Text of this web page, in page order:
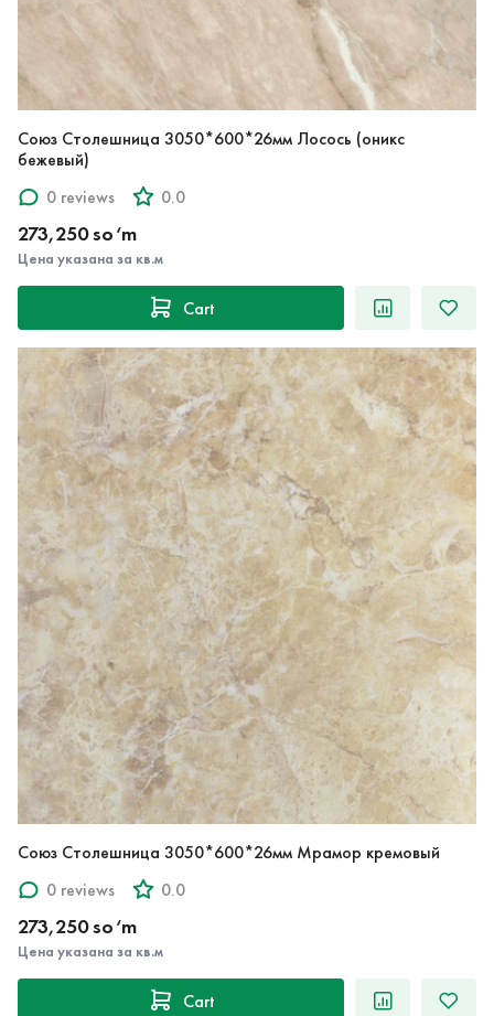
Союз Столешница 3050*600*26мм Лосось (оникс
бежевый)
0 reviews
0.0
273,250 so‘m
Цена указана за кв.м
Cart
Союз Столешница 3050*600*26мм Мрамор кремовый
0 reviews
0.0
273,250 so‘m
Цена указана за кв.м
Cart